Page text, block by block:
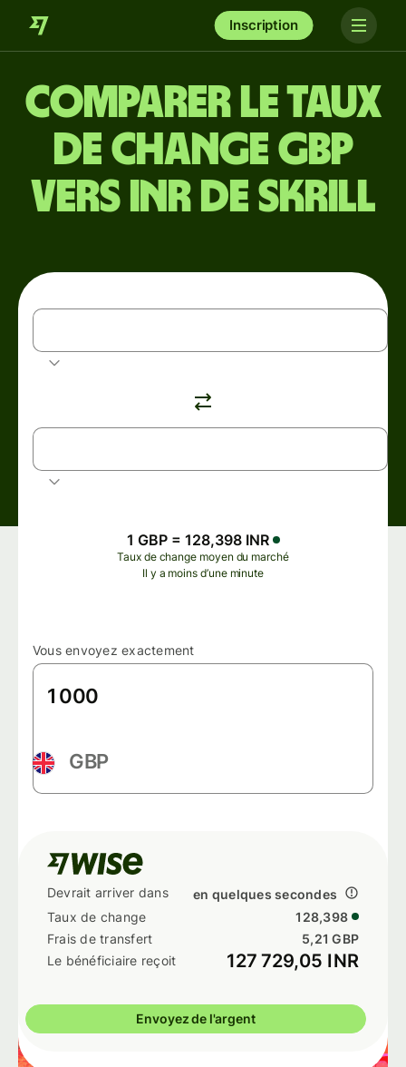
Inscription
Comparer le taux
de change GBP
vers INR de Skrill
1 GBP = 128,398 INR
Taux de change moyen du marché
Il y a moins d’une minute
Vous envoyez exactement
GBP
en quelques secondes
128,398
5,21 GBP
127 729,05 INR
Envoyez de l'argent